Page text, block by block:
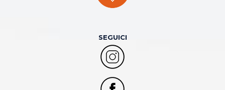
SEGUICI